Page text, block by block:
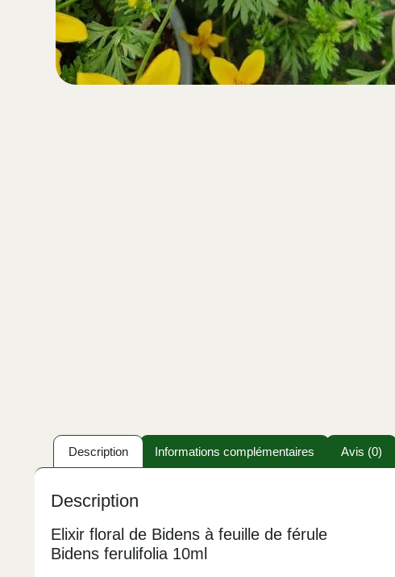
Description Informations complémentaires Avis (0)
Description
Elixir floral de Bidens à feuille de férule
Bidens ferulifolia 10ml